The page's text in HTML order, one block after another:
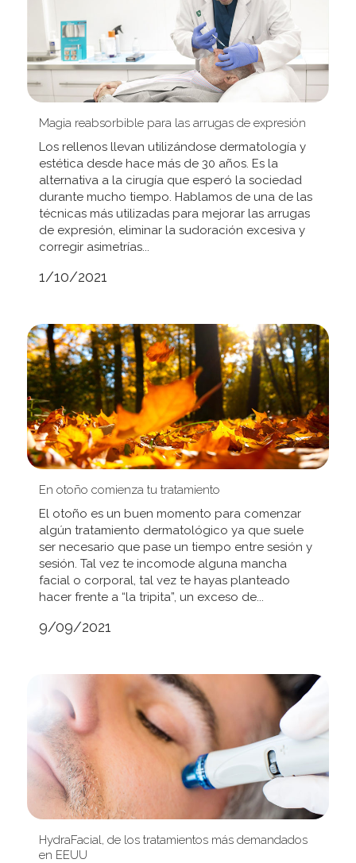
Magia reabsorbible para las arrugas de expresión
Los rellenos llevan utilizándose dermatología y
estética desde hace más de 30 años. Es la
alternativa a la cirugía que esperó la sociedad
durante mucho tiempo. Hablamos de una de las
técnicas más utilizadas para mejorar las arrugas
de expresión, eliminar la sudoración excesiva y
corregir asimetrías...
1/10/2021
En otoño comienza tu tratamiento
El otoño es un buen momento para comenzar
algún tratamiento dermatológico ya que suele
ser necesario que pase un tiempo entre sesión y
sesión. Tal vez te incomode alguna mancha
facial o corporal, tal vez te hayas planteado
hacer frente a “la tripita”, un exceso de...
9/09/2021
HydraFacial, de los tratamientos más demandados
en EEUU